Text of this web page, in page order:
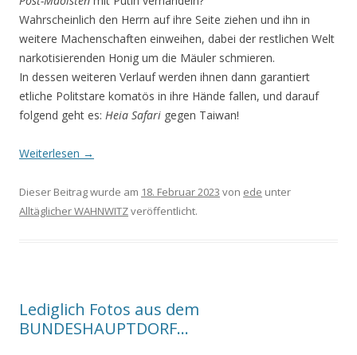
Wahrscheinlich den Herrn auf ihre Seite ziehen und ihn in
weitere Machenschaften einweihen, da­bei der restlichen Welt
narkotisierenden Honig um die Mäuler schmieren.
In dessen weiteren Verlauf werden ihnen dann garantiert
etliche Politstare komatös in ihre Hände fallen, und darauf
folgend geht es: Heia Safari gegen Taiwan!
Weiterlesen →
Dieser Beitrag wurde am 18. Februar 2023 von ede unter
Alltäglicher WAHNWITZveröffentlicht.
Lediglich Fotos aus dem
BUNDESHAUPTDORF…